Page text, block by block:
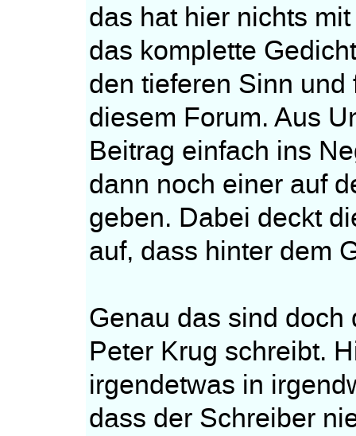
das hat hier nichts
das komplette
den tieferen Sinn
diesem Forum. Aus
Beitrag einfach ins
dann noch einer auf
geben. Dabei deckt
auf, dass hinter dem
Genau das sind
Peter Krug schreibt.
irgendetwas in
dass der Schreiber